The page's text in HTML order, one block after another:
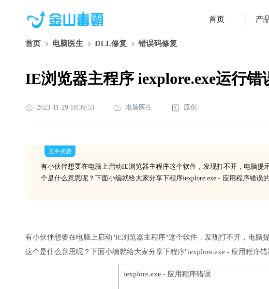
首页 产
首页 电脑医生 DLL修复 错误码修复
IE浏览器主程序 iexplore.exe运行错
2023-11-29 10:39:53 电脑医生 原创
文章摘要
有小伙伴想要在电脑上启动IE浏览器主程序这个软件，发现打不开，电脑
个是什么意思呢？下面小编就给大家分享下程序iexplore.exe - 应用程序错误
有小伙伴想要在电脑上启动"IE浏览器主程序"这个软件，发现打不开，电脑
这个是什么意思呢？下面小编就给大家分享下程序"iexplore.exe - 应用程序错
iexplore.exe - 应用程序错误